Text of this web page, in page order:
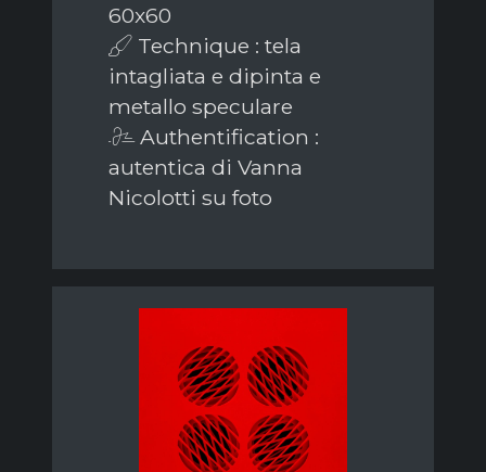
60x60
Technique : tela
intagliata e dipinta e
metallo speculare
Authentification :
autentica di Vanna
Nicolotti su foto